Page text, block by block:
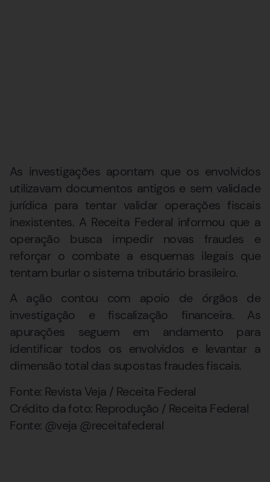
As investigações apontam que os envolvidos
utilizavam documentos antigos e sem validade
jurídica para tentar validar operações fiscais
inexistentes. A Receita Federal informou que a
operação busca impedir novas fraudes e
reforçar o combate a esquemas ilegais que
tentam burlar o sistema tributário brasileiro.
A ação contou com apoio de órgãos de
investigação e fiscalização financeira. As
apurações seguem em andamento para
identificar todos os envolvidos e levantar a
dimensão total das supostas fraudes fiscais.
Fonte: Revista Veja / Receita Federal
Crédito da foto: Reprodução / Receita Federal
Fonte: @veja @receitafederal